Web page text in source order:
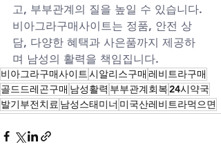
고, 부부관계의 질을 높일 수 있습니다.
비아그라구매사이트는 정품, 안전 상
담, 다양한 혜택과 사은품까지 제공하
며 남성의 활력을 책임집니다.
비아그라구매사이트시알리스구매 레비트라구매
골드드레곤구매 남성활력 부부관계회복24시약국
발기부전치료 남성스태미너 미국산레비트라먹으면